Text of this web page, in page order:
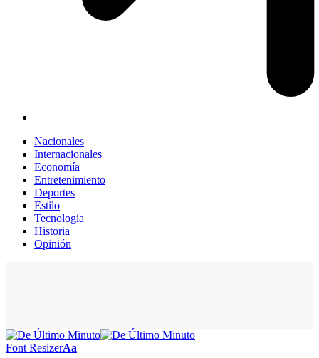
Nacionales
Internacionales
Economía
Entretenimiento
Deportes
Estilo
Tecnología
Historia
Opinión
Font ResizerAa